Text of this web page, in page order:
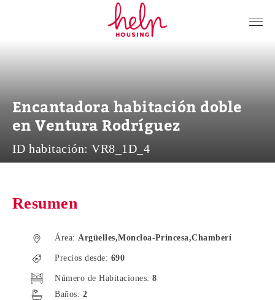
Log in
Encantadora habitación doble
en Ventura Rodríguez
ID habitación:VR8_1D_4
Resumen
Área: Argüelles,Moncloa-Princesa,Chamberí
Precios desde: 690
Número de Habitaciones: 8
Baños: 2